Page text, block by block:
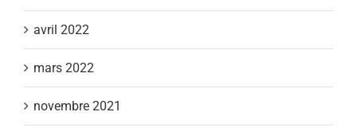
avril 2022
mars 2022
novembre 2021